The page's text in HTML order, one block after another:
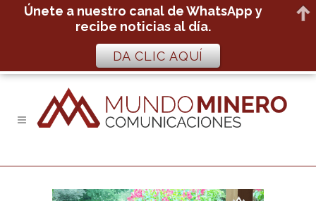
Únete a nuestro canal de WhatsApp y
recibe noticias al día.
DA CLIC AQUÍ